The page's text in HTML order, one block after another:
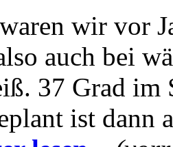
wir vor
auch bei
37 Grad im
ist dann